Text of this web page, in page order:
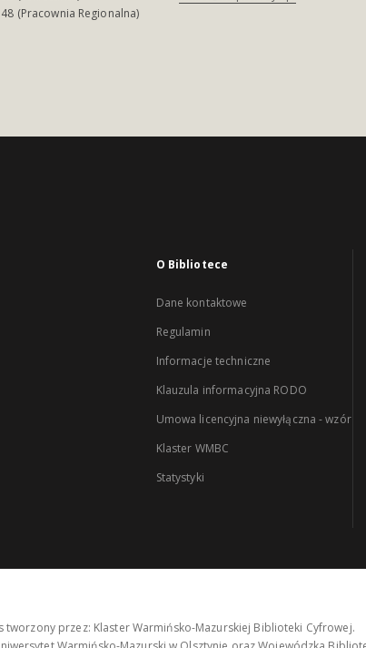
(Pracownia Regionalna)
O Bibliotece
Dane kontaktowe
Regulamin
Informacje techniczne
Klauzula informacyjna RODO
Umowa licencyjna niewyłączna - wzór
Klaster WMBC
Statystyki
tworzony przez: Klaster Warmińsko-Mazurskiej Biblioteki Cyfrowej.